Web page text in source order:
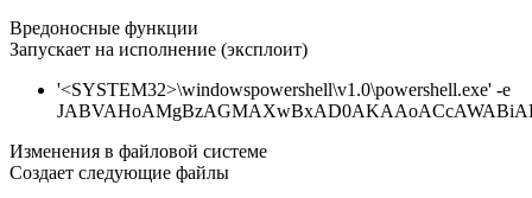
Вредоносные функции
Запускает на исполнение (эксплоит)
'<SYSTEM32>\windowspowershell\v1.0\powershell.exe' -e
Изменения в файловой системе
Создает следующие файлы